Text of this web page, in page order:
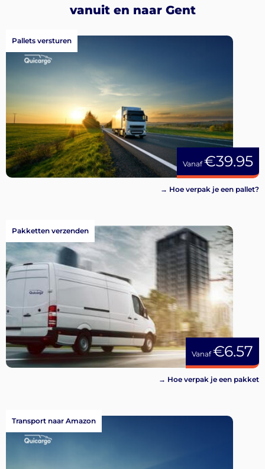
vanuit en naar Gent
Vanaf€39.95
Pallets versturen
→ Hoe verpak je een pallet?
Vanaf€6.57
Pakketten verzenden
→ Hoe verpak je een pakket
Transport naar Amazon